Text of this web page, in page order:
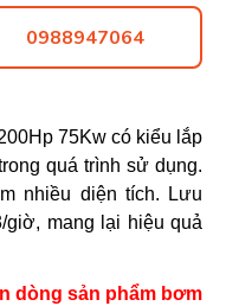
0988947064
75Kw có kiểu lắp
quá trình sử dụng.
nhiều diện tích. Lưu
giờ, mang lại hiệu quả
dòng sản phẩm bơm